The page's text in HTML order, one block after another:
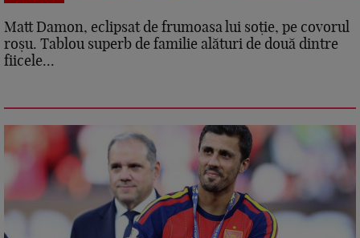
Matt Damon, eclipsat de frumoasa lui soție, pe covorul
roșu. Tablou superb de familie alături de două dintre
fiicele...